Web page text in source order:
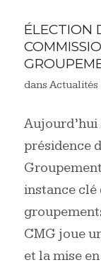
ÉLECTION
dans Actualités
Aujourd’hui
présidence
instance clé
CMG joue
et la mise